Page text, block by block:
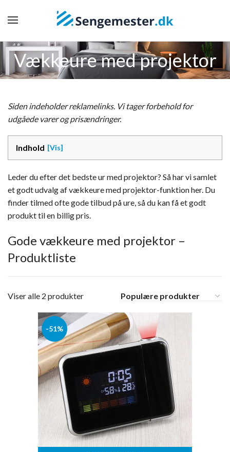
Vækkeure med projektor
Siden indeholder reklamelinks. Vi tager forbehold for
udgåede varer og prisændringer.
Indhold
Leder du efter det bedste ur med projektor? Så har vi samlet
et godt udvalg af vækkeure med projektor-funktion her. Du
finder tilmed ofte gode tilbud på ure, så du kan få et godt
produkt til en billig pris.
Gode vækkeure med projektor –
Produktliste
Viser alle 2 produkter
-51%